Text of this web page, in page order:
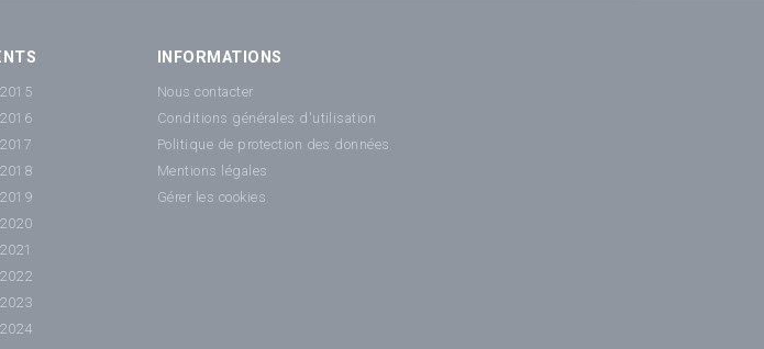
INFORMATIONS
Nous contacter
Conditions générales d'utilisation
Politique de protection des données
Mentions légales
Gérer les cookies